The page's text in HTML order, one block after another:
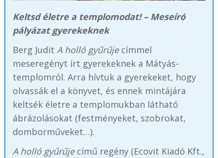
Keltsd életre a templomodat! – Meseíró
pályázat gyerekeknek
Berg Judit A holló gyűrűjecímmel
meseregényt írt gyerekeknek a Mátyás-
templomról. Arra hívtuk a gyerekeket, hogy
olvassák el a könyvet, és ennek mintájára
keltsék életre a templomukban látható
ábrázolásokat (festményeket, szobrokat,
domborműveket…).
A holló gyűrűjecímű regény (Ecovit Kiadó Kft.,